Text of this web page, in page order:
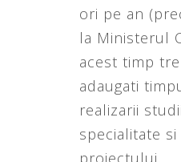
ori pe an
la Ministerul
acest timp
adaugati
realizarii
specialitate si
proiectului.